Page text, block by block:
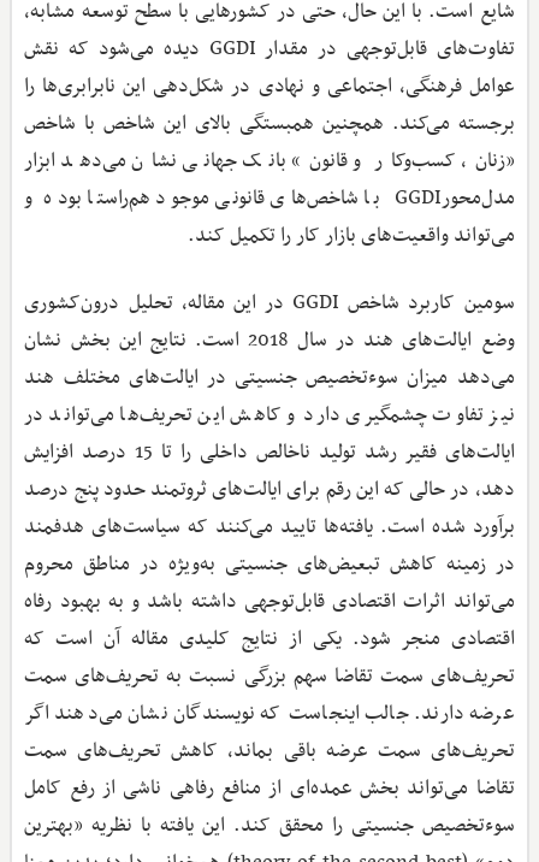
شایع است. با این حال، حتی در کشورهایی با سطح توسعه مشابه،
تفاوت‌های قابل‌توجهی در مقدار GGDI دیده می‌شود که نقش
عوامل فرهنگی، اجتماعی و نهادی در شکل‌دهی این نابرابری‌ها را
برجسته می‌کند. همچنین همبستگی بالای این شاخص با شاخص
«زنان، کسب‌وکار و قانون» بانک جهانی نشان می‌دهد ابزار
مدل‌محورGGDI با شاخص‌های قانونی موجود هم‌راستا بوده و
می‌تواند واقعیت‌های بازار کار را تکمیل کند.
سومین کاربرد شاخص GGDI در این مقاله، تحلیل درون‌کشوری
وضع ایالت‌های هند در سال 2018 است. نتایج این بخش نشان
می‌دهد میزان سوء‌تخصیص جنسیتی در ایالت‌های مختلف هند
نیز تفاوت چشمگیری دارد و کاهش این تحریف‌ها می‌تواند در
ایالت‌های فقیر رشد تولید ناخالص داخلی را تا 15 درصد افزایش
دهد، در حالی که این رقم برای ایالت‌های ثروتمند حدود پنج درصد
برآورد شده است. یافته‌ها تایید می‌کنند که سیاست‌های هدفمند
در زمینه کاهش تبعیض‌های جنسیتی به‌ویژه در مناطق محروم
می‌تواند اثرات اقتصادی قابل‌توجهی داشته باشد و به بهبود رفاه
اقتصادی منجر شود. یکی از نتایج کلیدی مقاله آن است که
تحریف‌های سمت تقاضا سهم بزرگی نسبت به تحریف‌های سمت
عرضه دارند. جالب اینجاست که نویسندگان نشان می‌دهند اگر
تحریف‌های سمت عرضه باقی بماند، کاهش تحریف‌های سمت
تقاضا می‌تواند بخش عمده‌ای از منافع رفاهی ناشی از رفع کامل
سوء‌تخصیص جنسیتی را محقق کند. این یافته با نظریه «بهترین